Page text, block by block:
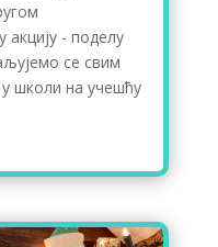
акцију - поделу
се свим
школи на учешћу